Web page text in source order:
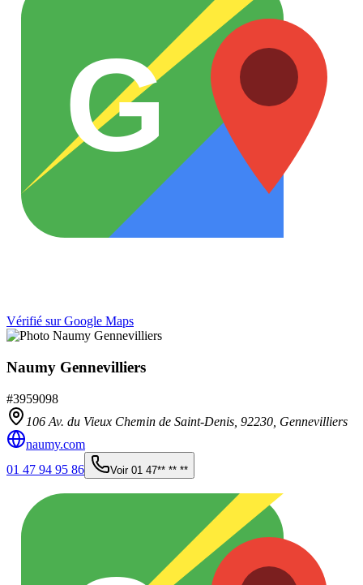
G
Vérifié sur Google Maps
Naumy Gennevilliers
#3959098
106 Av. du Vieux Chemin de Saint-Denis, 92230 Gennevilliers
naumy.com
01 47 94 95 86
Voir 01 47** ** **